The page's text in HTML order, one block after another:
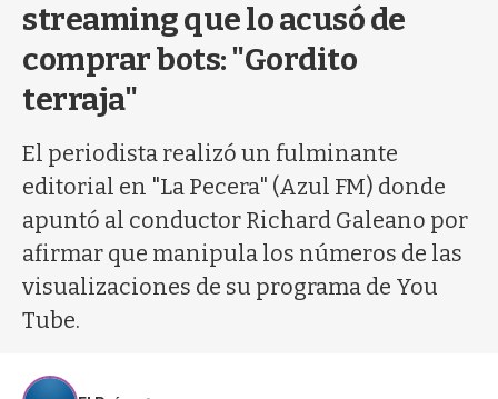
streaming que lo acusó de
comprar bots: "Gordito
terraja"
El periodista realizó un fulminante
editorial en "La Pecera" (Azul FM) donde
apuntó al conductor Richard Galeano por
afirmar que manipula los números de las
visualizaciones de su programa de You
Tube.